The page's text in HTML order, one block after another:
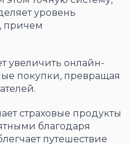
уровень
причем
увеличить онлайн-
покупки, превращая
страховые продукты
благодаря
путешествие